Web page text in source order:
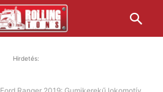
Hirdetés: